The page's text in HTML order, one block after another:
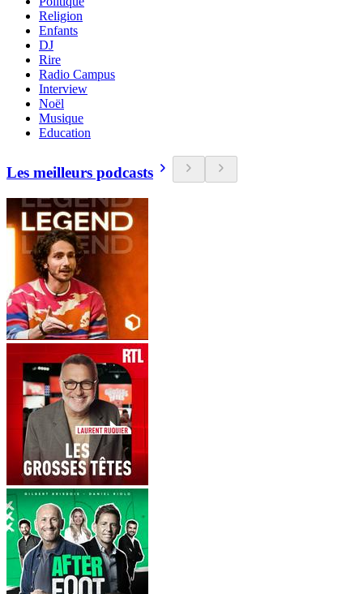
Religion
Enfants
DJ
Rire
Radio Campus
Interview
Noël
Musique
Education
Les meilleurs podcasts